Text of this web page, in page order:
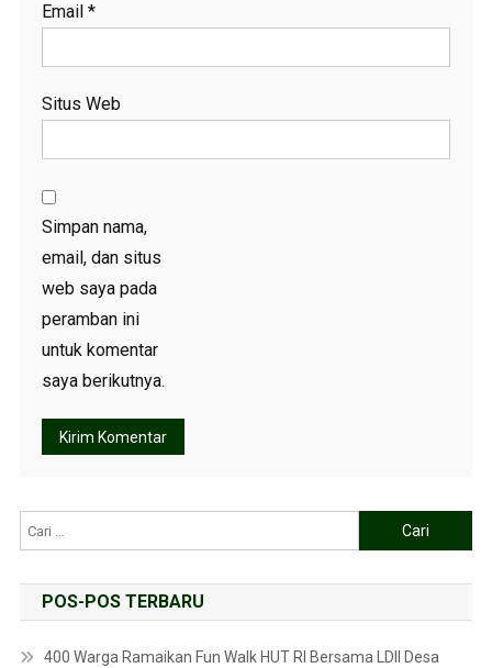
Email *
Situs Web
Simpan nama,
email, dan situs
web saya pada
peramban ini
untuk komentar
saya berikutnya.
POS-POS TERBARU
400 Warga Ramaikan Fun Walk HUT RI Bersama LDII Desa